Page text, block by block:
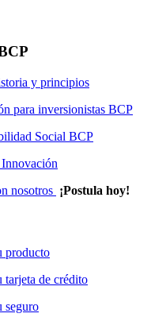
y principios
para inversionistas BCP
Social BCP
nosotros ¡Postula hoy!
producto
tarjeta de crédito
seguro